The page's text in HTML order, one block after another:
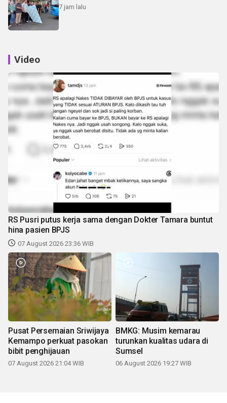
7 jam lalu
Video
RS Pusri putus kerja sama dengan Dokter Tamara buntut
hina pasien BPJS
07 August 2026 23:36 WIB
Pusat Persemaian Sriwijaya
Kemampo perkuat pasokan
bibit penghijauan
07 August 2026 21:04 WIB
BMKG: Musim kemarau
turunkan kualitas udara di
Sumsel
06 August 2026 19:27 WIB